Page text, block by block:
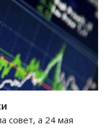
совет, а 24 мая